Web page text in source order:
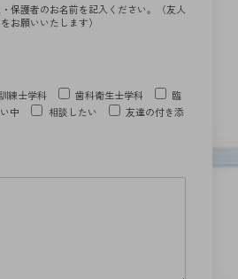
保護者のお名前を記入ください。（友人
お願いいたします）
練士学科 歯科衛生士学科
臨
中 相談したい
友達の付き添